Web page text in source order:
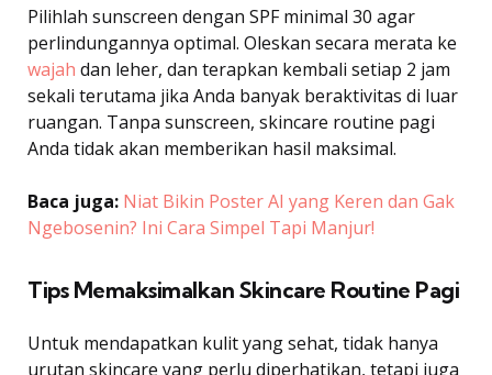
Pilihlah sunscreen dengan SPF minimal 30 agar
perlindungannya optimal. Oleskan secara merata ke
wajah dan leher, dan terapkan kembali setiap 2 jam
sekali terutama jika Anda banyak beraktivitas di luar
ruangan. Tanpa sunscreen, skincare routine pagi
Anda tidak akan memberikan hasil maksimal.
Baca juga: Niat Bikin Poster AI yang Keren dan Gak
Ngebosenin? Ini Cara Simpel Tapi Manjur!
Tips Memaksimalkan Skincare Routine Pagi
Untuk mendapatkan kulit yang sehat, tidak hanya
urutan skincare yang perlu diperhatikan, tetapi juga